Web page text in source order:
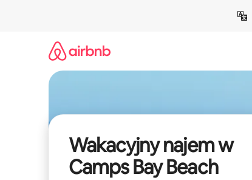
Wakacyjny najem w
Camps Bay Beach